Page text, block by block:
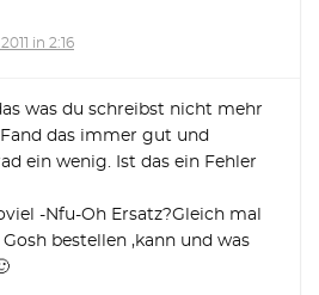
in 2:16
was du schreibst nicht mehr
das immer gut und
ein wenig. Ist das ein Fehler
-Nfu-Oh Ersatz?Gleich mal
bestellen ,kann und was